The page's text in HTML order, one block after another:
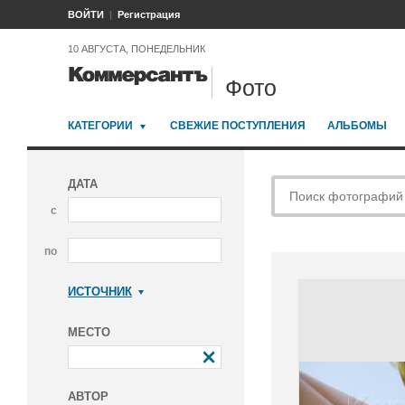
ВОЙТИ Регистрация
10 АВГУСТА, ПОНЕДЕЛЬНИК
Фото
КАТЕГОРИИ СВЕЖИЕ ПОСТУПЛЕНИЯ АЛЬБОМЫ
ДАТА
с
по
ИСТОЧНИК
МЕСТО
АВТОР